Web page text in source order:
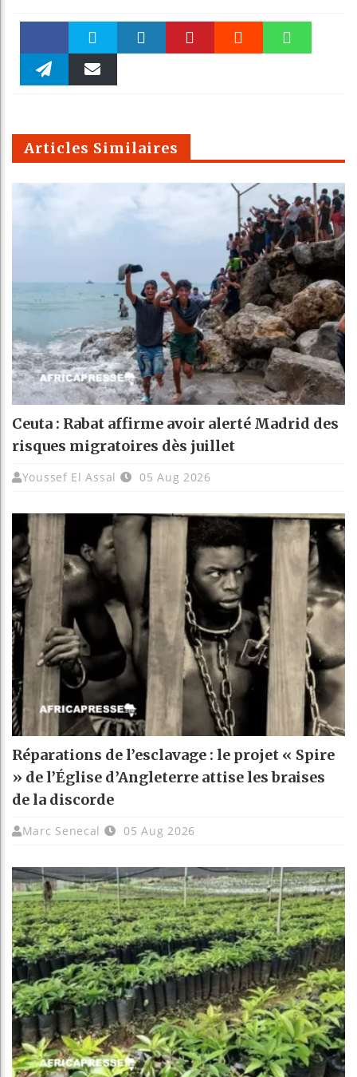
Faceboo Twitter
m
Articles Similaires
Ceuta : Rabat affirme avoir alerté Madrid des
risques migratoires dès juillet
Youssef El Assal 05 Aug 2026
Réparations de l’esclavage : le projet « Spire
» de l’Église d’Angleterre attise les braises
de la discorde
Marc Senecal 05 Aug 2026